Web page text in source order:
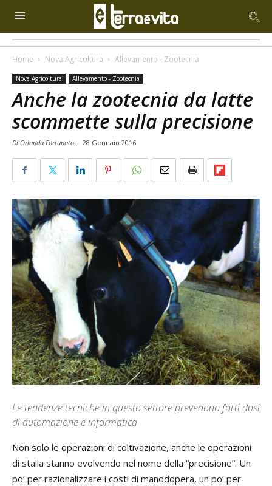
Home Nova Agricoltura Allevamento - Zootecnia
Nova Agricoltura Allevamento - Zootecnia
Anche la zootecnia da latte
scommette sulla precisione
Di Orlando Fortunato - 28 Gennaio 2016
Le tendenze tecniche in questo settore prevedono forti dosi
di automazione e informatica
Non solo le operazioni di coltivazione, anche le operazioni
di stalla stanno evolvendo nel nome della “precisione”. Un
po’ per razionalizzare i costi di manodopera, un po’ per